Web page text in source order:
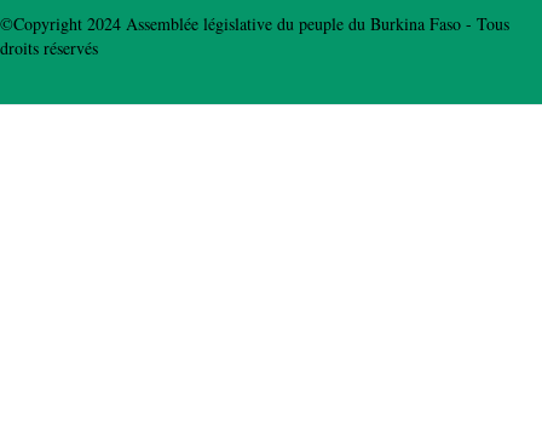
©Copyright 2024 Assemblée législative du peuple du Burkina Faso - Tous
droits réservés